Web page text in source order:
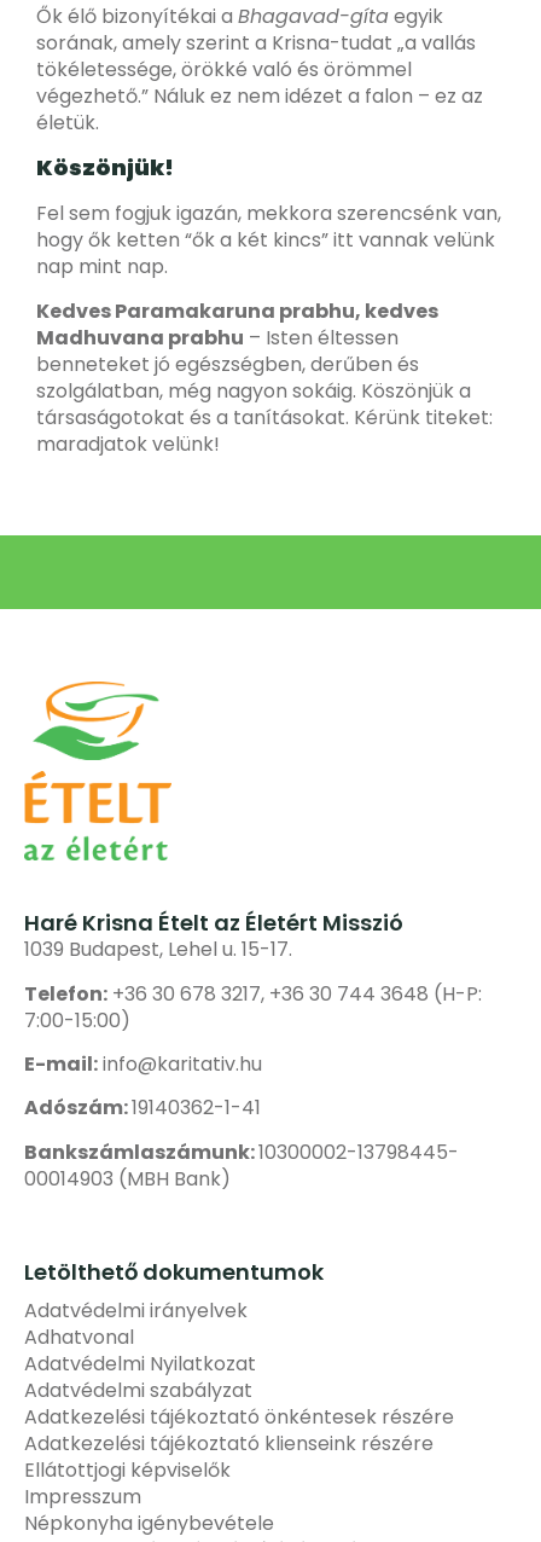
Ők élő bizonyítékai a Bhagavad-gítaegyik
sorának, amely szerint a Krisna-tudat „a vallás
tökéletessége, örökké való és örömmel
végezhető.” Náluk ez nem idézet a falon – ez az
életük.
Köszönjük!
Fel sem fogjuk igazán, mekkora szerencsénk van,
hogy ők ketten “ők a két kincs” itt vannak velünk
nap mint nap.
Kedves Paramakaruna prabhu, kedves
Madhuvana prabhu – Isten éltessen
benneteket jó egészségben, derűben és
szolgálatban, még nagyon sokáig. Köszönjük a
társaságotokat és a tanításokat. Kérünk titeket:
maradjatok velünk!
Haré Krisna Ételt az Életért Misszió
1039 Budapest, Lehel u. 15-17.
Telefon: +36 30 678 3217, +36 30 744 3648 (H-P:
7:00-15:00)
E-mail:info@karitativ.hu
Adószám:19140362-1-41
Bankszámlaszámunk:10300002-13798445-
00014903 (MBH Bank)
Letölthető dokumentumok
Adatvédelmi irányelvek
Adhatvonal
Adatvédelmi Nyilatkozat
Adatvédelmi szabályzat
Adatkezelési tájékoztató önkéntesek részére
Adatkezelési tájékoztató klienseink részére
Ellátottjogi képviselők
Impresszum
Népkonyha igénybevétele